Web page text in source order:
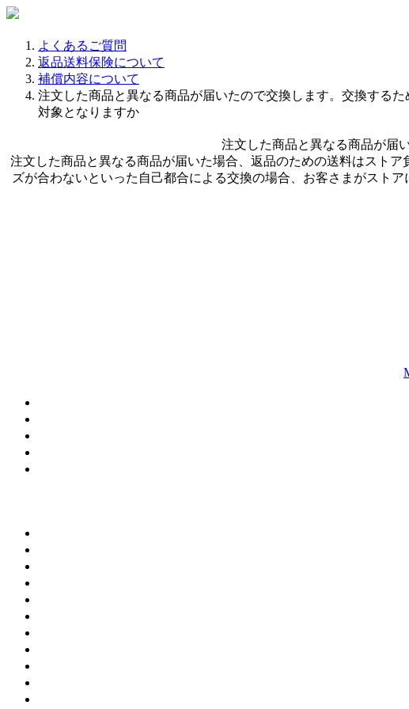
よくあるご質問
返品送料保険について
補償内容について
注文した商品と異なる商品が届いたので交換します。交換する
対象となりますか
注文した商品と異なる商品が届
注文した商品と異なる商品が届いた場合、返品のための送料はスト
ズが合わないといった自己都合による交換の場合、お客さまがスト